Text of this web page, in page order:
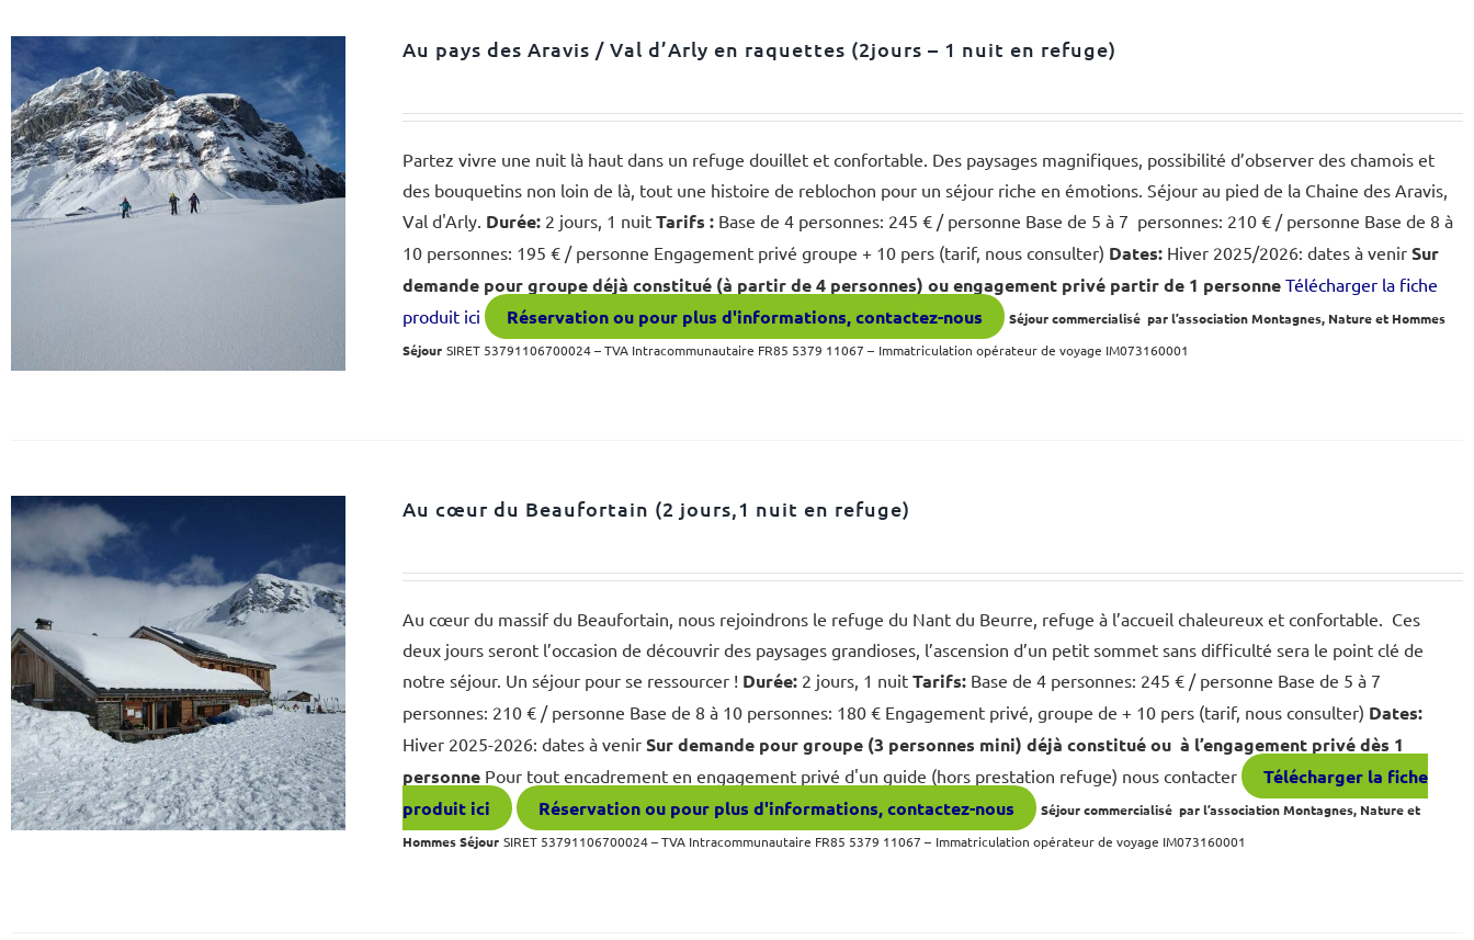
Au pays des Aravis / Val d’Arly en raquettes (2jours – 1 nuit en refuge)
Partez vivre une nuit là haut dans un refuge douillet et confortable. Des paysages magnifiques, possibilité d’observer des chamois et
des bouquetins non loin de là, tout une histoire de reblochon pour un séjour riche en émotions. Séjour au pied de la Chaine des Aravis,
Val d'Arly. Durée: 2 jours, 1 nuitTarifs : Base de 4 personnes: 245 € / personne Base de 5 à 7 personnes: 210 € / personne Base de 8 à
10 personnes: 195 € / personne Engagement privé groupe + 10 pers (tarif, nous consulter) Dates: Hiver 2025/2026: dates à venirSur
demande pour groupe déjà constitué (à partir de 4 personnes) ou engagement privé partir de 1 personne Télécharger la fiche
produit ici
Réservation ou pour plus d'informations, contactez-nous
Séjour commercialisé par l’association Montagnes, Nature et Hommes
Séjour SIRET 53791106700024 – TVA Intracommunautaire FR85 5379 11067 – Immatriculation opérateur de voyage IM073160001
Au cœur du Beaufortain (2 jours,1 nuit en refuge)
Au cœur du massif du Beaufortain, nous rejoindrons le refuge du Nant du Beurre, refuge à l’accueil chaleureux et confortable. Ces
deux jours seront l’occasion de découvrir des paysages grandioses, l’ascension d’un petit sommet sans difficulté sera le point clé de
notre séjour. Un séjour pour se ressourcer ! Durée: 2 jours, 1 nuitTarifs: Base de 4 personnes: 245 € / personne Base de 5 à 7
personnes: 210 € / personne Base de 8 à 10 personnes: 180 € Engagement privé, groupe de + 10 pers (tarif, nous consulter) Dates:
Hiver 2025-2026: dates à venirSur demande pour groupe (3 personnes mini) déjà constitué ou à l’engagement privé dès 1
personne Pour tout encadrement en engagement privé d'un guide (hors prestation refuge) nous contacter
Télécharger la fiche
produit ici
Réservation ou pour plus d'informations, contactez-nous
Séjour commercialisé par l’association Montagnes, Nature et
Hommes Séjour SIRET 53791106700024 – TVA Intracommunautaire FR85 5379 11067 – Immatriculation opérateur de voyage IM073160001